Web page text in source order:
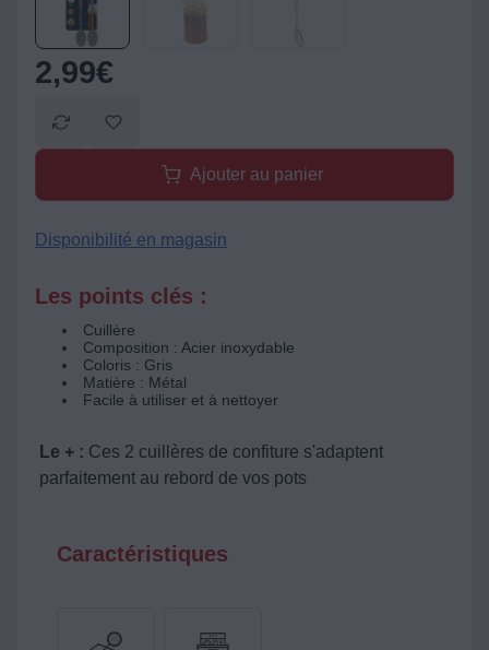
2,99€
Ajouter au panier
Disponibilité en magasin
Les points clés :
Cuillère
Composition : Acier inoxydable
Coloris : Gris
Matière : Métal
Facile à utiliser et à nettoyer
Le + : Ces 2 cuillères de confiture s'adaptent
parfaitement au rebord de vos pots
Caractéristiques